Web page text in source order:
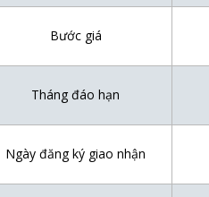
Bước giá
Tháng đáo hạn
Ngày đăng ký giao nhận